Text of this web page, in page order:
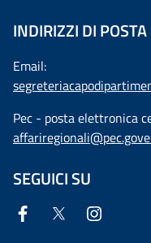
INDIRIZZI DI
Email:
Pec - posta elettronica
SEGUICI SU